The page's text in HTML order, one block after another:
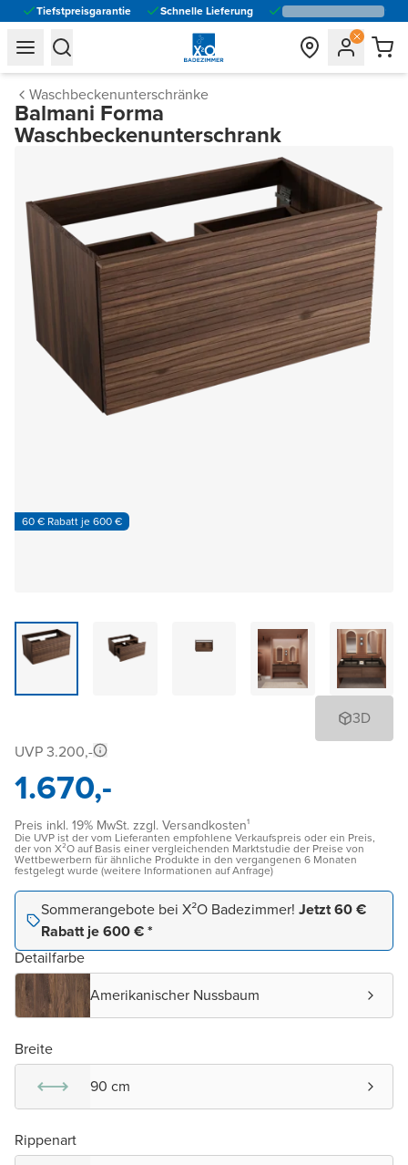
Tiefstpreisgarantie Schnelle Lieferung
general.navigation.toggle_menu.label
general.navigation.toggle_menu.label
Waschbeckenunterschränke
Balmani Forma
Waschbeckenunterschrank
60 € Rabatt je 600 €
3D
UVP 3.200,-
1.670,-
Preis inkl. 19% MwSt. zzgl. Versandkosten¹
Die UVP ist der vom Lieferanten empfohlene Verkaufspreis oder ein Preis,
der von X²O auf Basis einer vergleichenden Marktstudie der Preise von
Wettbewerbern für ähnliche Produkte in den vergangenen 6 Monaten
festgelegt wurde (weitere Informationen auf Anfrage)
Sommerangebote bei X²O Badezimmer! Jetzt 60 €
Rabatt je 600 € *
Detailfarbe
Amerikanischer Nussbaum
Breite
90 cm
Rippenart